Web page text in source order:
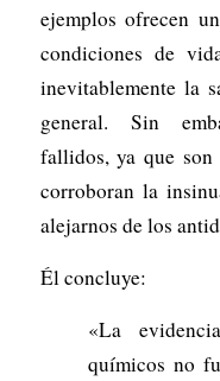
ejemplos ofrecen
condiciones de
inevitablemente la
general. Sin
fallidos, ya que son
corroboran la
alejarnos de los
Él concluye:
«La
químicos no